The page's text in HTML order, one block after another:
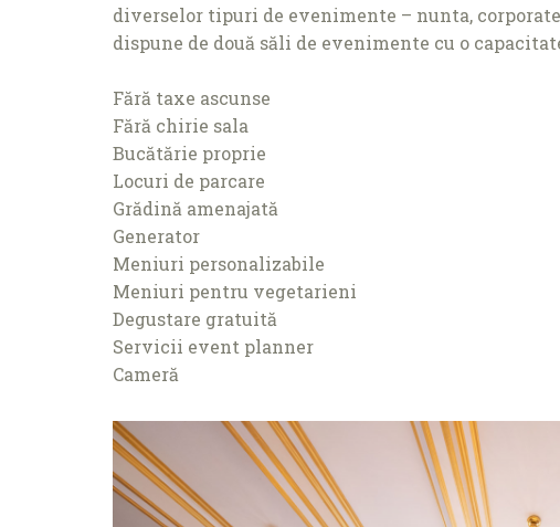
diverselor tipuri de evenimente – nunta,
dispune de două săli de evenimente cu o
Fără taxe ascunse
Fără chirie sala
Bucătărie proprie
Locuri de parcare
Grădină amenajată
Generator
Meniuri personalizabile
Meniuri pentru vegetarieni
Degustare gratuită
Servicii event planner
Cameră